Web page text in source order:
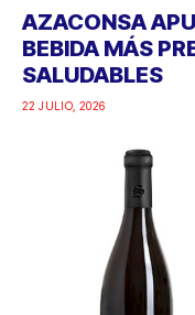
AZACONSA
BEBIDA MÁS
SALUDABLES
22 JULIO, 2026